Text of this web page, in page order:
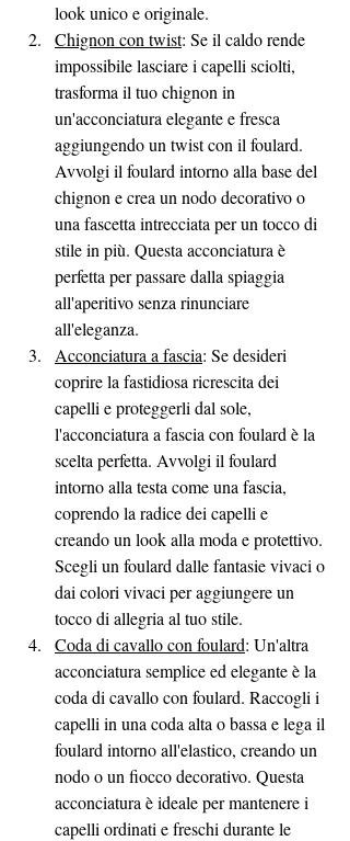
look unico e originale.
Chignon con twist: Se il caldo rende
impossibile lasciare i capelli sciolti,
trasforma il tuo chignon in
un'acconciatura elegante e fresca
aggiungendo un twist con il foulard.
Avvolgi il foulard intorno alla base del
chignon e crea un nodo decorativo o
una fascetta intrecciata per un tocco di
stile in più. Questa acconciatura è
perfetta per passare dalla spiaggia
all'aperitivo senza rinunciare
all'eleganza.
Acconciatura a fascia: Se desideri
coprire la fastidiosa ricrescita dei
capelli e proteggerli dal sole,
l'acconciatura a fascia con foulard è la
scelta perfetta. Avvolgi il foulard
intorno alla testa come una fascia,
coprendo la radice dei capelli e
creando un look alla moda e protettivo.
Scegli un foulard dalle fantasie vivaci o
dai colori vivaci per aggiungere un
tocco di allegria al tuo stile.
Coda di cavallo con foulard: Un'altra
acconciatura semplice ed elegante è la
coda di cavallo con foulard. Raccogli i
capelli in una coda alta o bassa e lega il
foulard intorno all'elastico, creando un
nodo o un fiocco decorativo. Questa
acconciatura è ideale per mantenere i
capelli ordinati e freschi durante le